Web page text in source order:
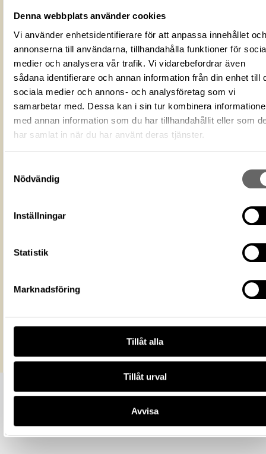
Denna webbplats använder cookies
Vi använder enhetsidentifierare för att anpassa innehållet och
annonserna till användarna, tillhandahålla funktioner för
medier och analysera vår trafik. Vi vidarebefordrar även
sådana identifierare och annan information från din enhet till
sociala medier och annons- och analysföretag som vi
samarbetar med. Dessa kan i sin tur kombinera
med annan information som du har tillhandahållit eller som
har samlat in när du har använt deras tjänster.
Nödvändig
Inställningar
Statistik
Marknadsföring
Tillåt alla
Tillåt urval
Avvisa
Förmålsbenämning
Enkelkam
A3-kam
Kam
Stödskena
Föremålsnummer 107074_HST
ID‑nummer
18CCC2D7-DFED-4E41-9B2B-
66E08B8A42BD
Upphovsrätten till detta verk har gått
är därmed fritt att använda på alla
https://samlingar.shm.se/media/
DFED-4E41-9B2B-66E08B8A42BD